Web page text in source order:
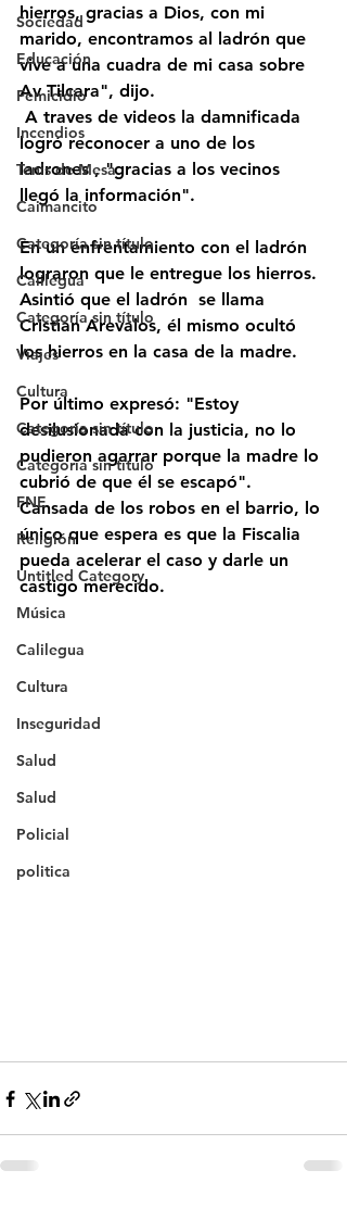
Sociedad
Educación
Femicidio
Incendios
Tenis de Mesa
Caimancito
Categoría sin título
Calilegua
Categoría sin título
Viajes
Cultura
Categoría sin título
Categoría sin título
FNE
Religión
Untitled Category
Música
Calilegua
Cultura
Inseguridad
Salud
Salud
Policial
politica
hierros, gracias a Dios, con mi
marido, encontramos al ladrón que
vive a una cuadra de mi casa sobre
Av Tilcara", dijo.
A traves de videos la damnificada
logró reconocer a uno de los
ladrones , "gracias a los vecinos
llegó la información".
En un enfrentamiento con el ladrón
lograron que le entregue los hierros.
Asintió que el ladrón  se llama
Cristian Arevalos, él mismo ocultó
los hierros en la casa de la madre.
Por último expresó: "Estoy
desilusionada con la justicia, no lo
pudieron agarrar porque la madre lo
cubrió de que él se escapó".
Cansada de los robos en el barrio, lo
único que espera es que la Fiscalia
pueda acelerar el caso y darle un
castigo merecido.